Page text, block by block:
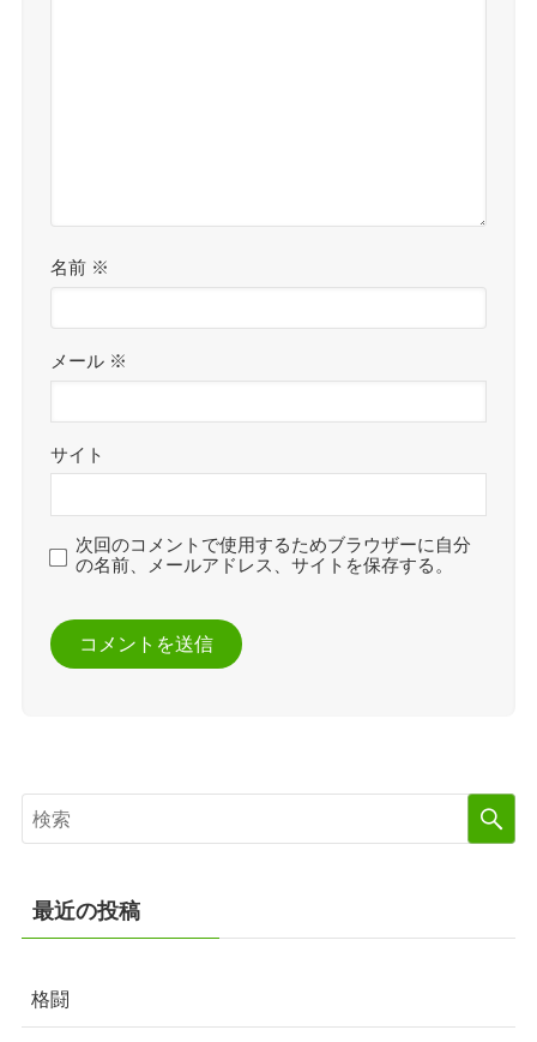
名前 ※
メール ※
サイト
次回のコメントで使用するためブラウザーに自分
の名前、メールアドレス、サイトを保存する。
最近の投稿
格闘